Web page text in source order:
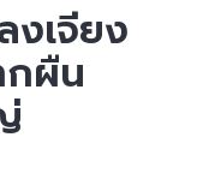
งเจียง
กผืน